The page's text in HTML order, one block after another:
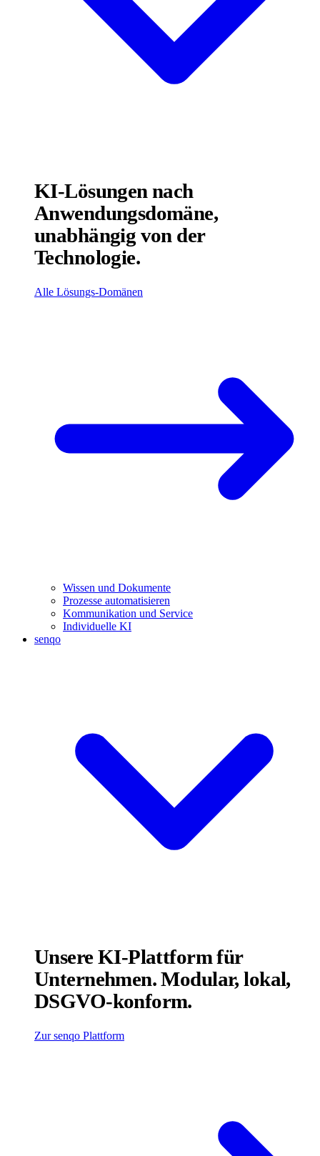
KI-Lösungen nach
Anwendungsdomäne,
unabhängig von der
Technologie.
Alle Lösungs-Domänen
Wissen und Dokumente
Prozesse automatisieren
Kommunikation und Service
Individuelle KI
senqo
Unsere KI-Plattform für
Unternehmen. Modular, lokal,
DSGVO-konform.
Zur senqo Plattform